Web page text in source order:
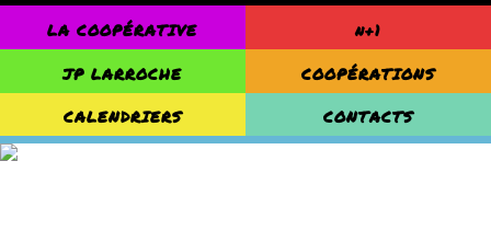
LA COOPÉRATIVE
n+1
JP LARROCHE
COOPÉRATIONS
CALENDRIERS
CONTACTS